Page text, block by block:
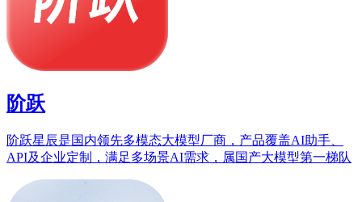
阶跃
阶跃星辰是国内领先多模态大模型厂商，产品覆盖AI助手、
API及企业定制，满足多场景AI需求，属国产大模型第一梯队